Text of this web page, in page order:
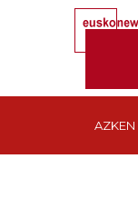
AZKEN